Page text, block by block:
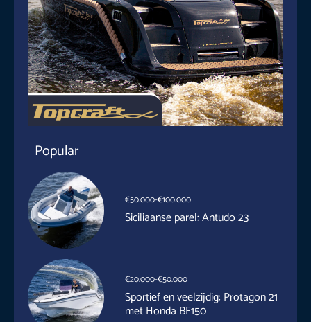
Popular
€50.000-€100.000
Siciliaanse parel: Antudo 23
€20.000-€50.000
Sportief en veelzijdig: Protagon 21
met Honda BF150